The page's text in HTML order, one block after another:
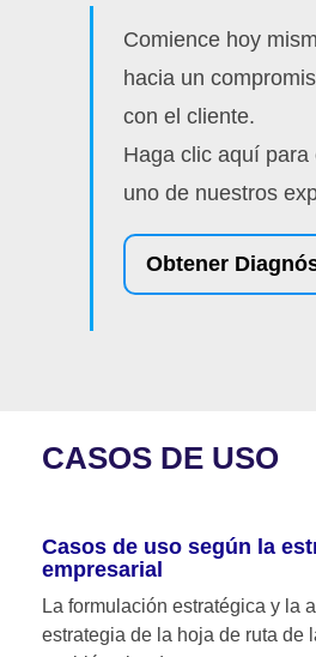
Comience hoy
hacia un
con el cliente.
Haga clic aquí para
uno de nuestros
Obtener
CASOS DE USO
Casos de uso según la
empresarial
La formulación estratégica y la
estrategia de la hoja de ruta de